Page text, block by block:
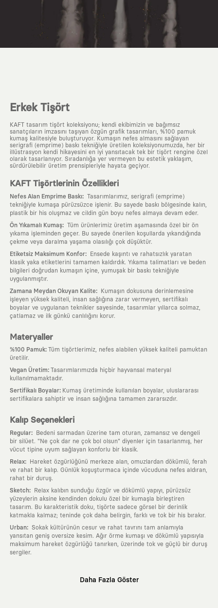
Erkek Tişört
KAFT tasarım tişört koleksiyonu; kendi ekibimizin ve bağımsız
sanatçıların imzasını taşıyan özgün grafik tasarımları, %100 pamuk
kumaş kalitesiyle buluşturuyor. Kumaşın nefes almasını sağlayan
serigrafi (emprime) baskı tekniğiyle üretilen koleksiyonumuzda, her bir
illüstrasyon kendi hikayesini en iyi yansıtacak tek bir tişört rengine özel
olarak tasarlanıyor. Sıradanlığa yer vermeyen bu estetik yaklaşım,
sürdürülebilir üretim prensipleriyle hayata geçiyor.
KAFT Tişörtlerinin Özellikleri
Nefes Alan Emprime Baskı: Tasarımlarımız, serigrafi (emprime)
tekniğiyle kumaşa pürüzsüzce işlenir. Bu sayede baskı bölgesinde kalın,
plastik bir his oluşmaz ve cildin gün boyu nefes almaya devam eder.
Ön Yıkamalı Kumaş: Tüm ürünlerimiz üretim aşamasında özel bir ön
yıkama işleminden geçer. Bu sayede önerilen koşullarda yıkandığında
çekme veya daralma yaşama olasılığı çok düşüktür.
Etiketsiz Maksimum Konfor:
Ensede kaşıntı ve rahatsızlık yaratan
klasik yaka etiketlerini tamamen kaldırdık. Yıkama talimatları ve beden
bilgileri doğrudan kumaşın içine, yumuşak bir baskı tekniğiyle
uygulanmıştır.
Zamana Meydan Okuyan Kalite:
Kumaşın dokusuna derinlemesine
işleyen yüksek kaliteli, insan sağlığına zarar vermeyen, sertifikalı
boyalar ve uygulanan teknikler sayesinde, tasarımlar yıllarca solmaz,
çatlamaz ve ilk günkü canlılığını korur.
Materyaller
%100 Pamuk: Tüm tişörtlerimiz, nefes alabilen yüksek kaliteli pamuktan
üretilir.
Vegan Üretim: Tasarımlarımızda hiçbir hayvansal materyal
kullanılmamaktadır.
Sertifikalı Boyalar: Kumaş üretiminde kullanılan boyalar, uluslararası
sertifikalara sahiptir ve insan sağlığına tamamen zararsızdır.
Kalıp Seçenekleri
Regular:
Bedeni sarmadan üzerine tam oturan, zamansız ve dengeli
bir silüet. "Ne çok dar ne çok bol olsun" diyenler için tasarlanmış, her
vücut tipine uyum sağlayan konforlu bir klasik.
Relax:
Hareket özgürlüğünü merkeze alan, omuzlardan dökümlü, ferah
ve rahat bir kalıp. Günlük koşuşturmaca içinde vücuduna nefes aldıran,
rahat bir duruş.
Sketch:
Relax kalıbın sunduğu özgür ve dökümlü yapıyı, pürüzsüz
yüzeylerin aksine kendinden dokulu özel bir kumaşla birleştiren
tasarım. Bu karakteristik doku, tişörte sadece görsel bir derinlik
katmakla kalmaz; teninde çok daha belirgin, farklı ve tok bir his bırakır.
Urban: Sokak kültürünün cesur ve rahat tavrını tam anlamıyla
yansıtan geniş oversize kesim. Ağır örme kumaşı ve dökümlü yapısıyla
maksimum hareket özgürlüğü tanırken, üzerinde tok ve güçlü bir duruş
sergiler.
Daha Fazla Göster